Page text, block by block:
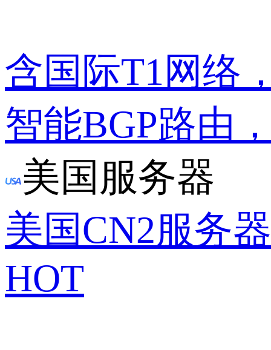
含国际T1网络
智能BGP路由
美国服务器
美国CN2服务器
HOT